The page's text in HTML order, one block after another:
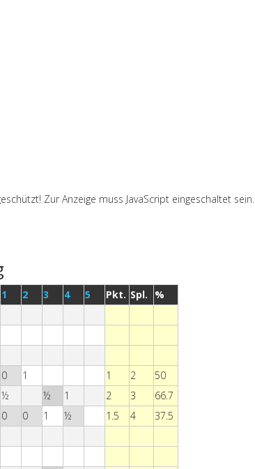
Zur Anzeige muss JavaScript eingeschaltet sein.
1 2 3 4 5 Pkt. Spl.
%
0 1 1 2
50
½ ½ 1 2 3
66.7
0 0 1 ½ 1.5 4
37.5